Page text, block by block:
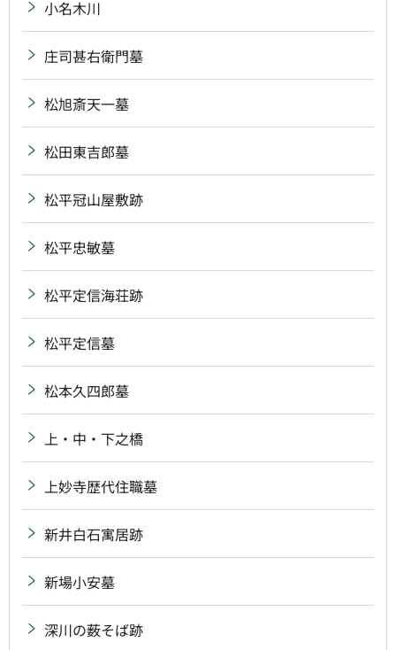
小名木川
庄司甚右衛門墓
松旭斎天一墓
松田東吉郎墓
松平冠山屋敷跡
松平忠敏墓
松平定信海荘跡
松平定信墓
松本久四郎墓
上・中・下之橋
上妙寺歴代住職墓
新井白石寓居跡
新場小安墓
深川の薮そば跡